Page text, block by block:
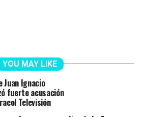
YOU MAY LIKE
Juan Ignacio
fuerte acusación
Televisión